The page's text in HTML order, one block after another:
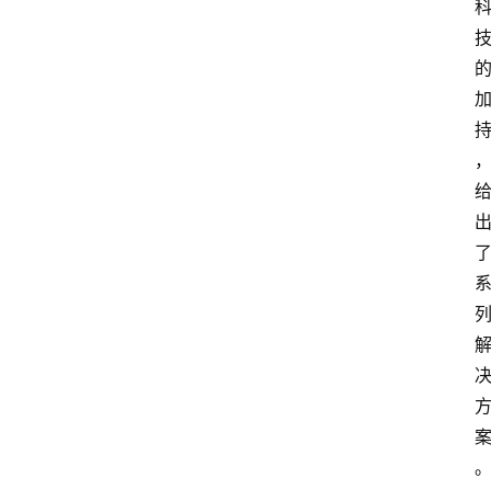
科
技
的
加
持
，
给
出
了
系
列
解
决
方
案
。